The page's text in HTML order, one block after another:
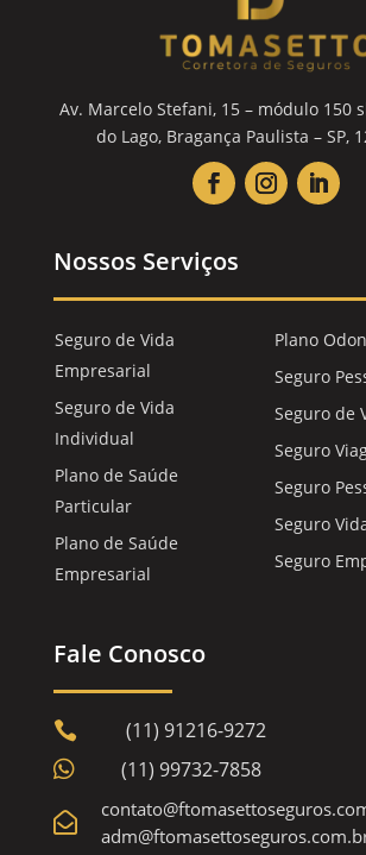
Av. Marcelo Stefani, 15 – módulo 150
do Lago, Bragança Paulista – SP,
Nossos Serviços
Seguro de Vida
Empresarial
Seguro de Vida
Individual
Plano de Saúde
Particular
Plano de Saúde
Empresarial
Plano
Seguro
Seguro de
Seguro
Seguro
Seguro
Seguro
Fale Conosco
 (11) 91216-9272
 (11) 99732-7858
